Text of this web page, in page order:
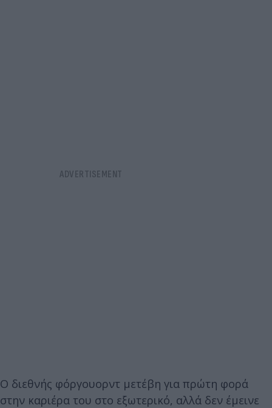
Ο διεθνής φόργουορντ μετέβη για πρώτη φορά
στην καριέρα του στο εξωτερικό, αλλά δεν έμεινε